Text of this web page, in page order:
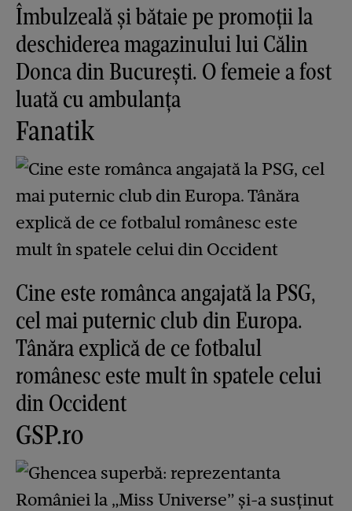
Îmbulzeală și bătaie pe promoții la
deschiderea magazinului lui Călin
Donca din București. O femeie a fost
luată cu ambulanța
Fanatik
Cine este românca angajată la PSG,
cel mai puternic club din Europa.
Tânăra explică de ce fotbalul
românesc este mult în spatele celui
din Occident
GSP.ro